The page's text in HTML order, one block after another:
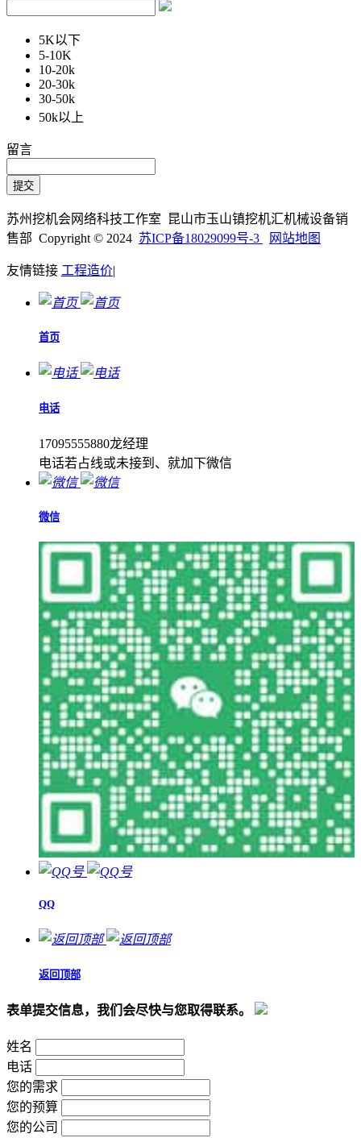
5K以下
5-10K
10-20k
20-30k
30-50k
50k以上
留言
苏州挖机会网络科技工作室 昆山市玉山镇挖机汇机械设备销
售部 Copyright © 2024 苏ICP备18029099号-3 网站地图
友情链接 工程造价|
首页
电话
17095555880龙经理
电话若占线或未接到、就加下微信
微信
QQ
返回顶部
表单提交信息，我们会尽快与您取得联系。
姓名
电话
您的需求
您的预算
您的公司